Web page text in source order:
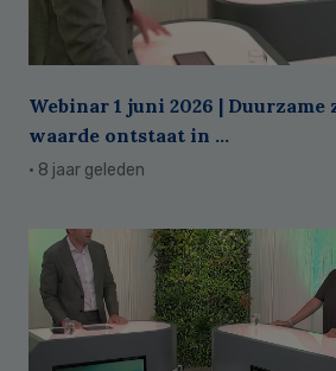
Webinar 1 juni 2026 |
waarde ontstaat in ...
· 8 jaar geleden